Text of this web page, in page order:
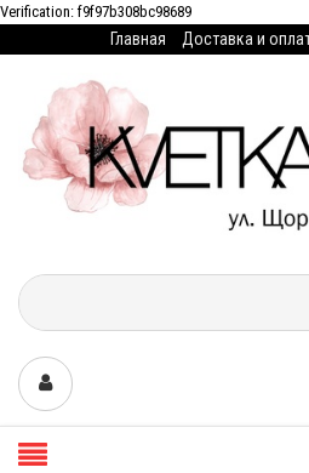
Verification: f9f97b308bc98689
Главная Доставка и